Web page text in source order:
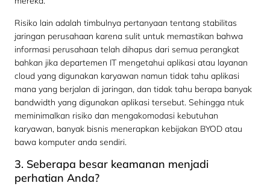
Risiko lain adalah timbulnya pertanyaan tentang stabilitas
jaringan perusahaan karena sulit untuk memastikan bahwa
informasi perusahaan telah dihapus dari semua perangkat
bahkan jika departemen IT mengetahui aplikasi atau layanan
cloud yang digunakan karyawan namun tidak tahu aplikasi
mana yang berjalan di jaringan, dan tidak tahu berapa banyak
bandwidth yang digunakan aplikasi tersebut. Sehingga ntuk
meminimalkan risiko dan mengakomodasi kebutuhan
karyawan, banyak bisnis menerapkan kebijakan BYOD atau
bawa komputer anda sendiri.
3. Seberapa besar keamanan menjadi
perhatian Anda?